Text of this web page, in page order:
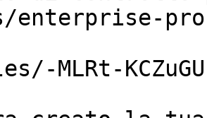
enterprise-
MLRt-